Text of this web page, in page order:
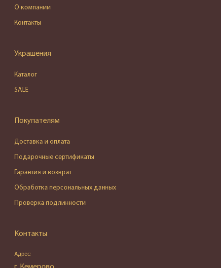
О компании
Контакты
Украшения
Каталог
SALE
Покупателям
Доставка и оплата
Подарочные сертификаты
Гарантия и возврат
Обработка персональных данных
Проверка подлинности
Контакты
Адрес: